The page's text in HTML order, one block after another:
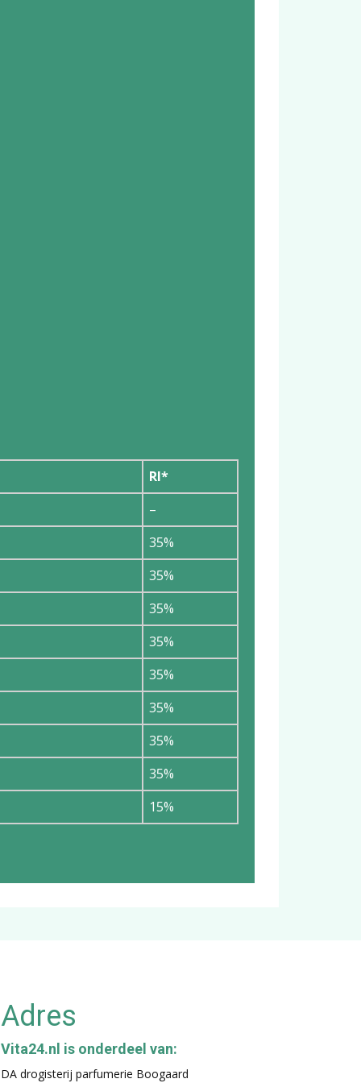
RI*
–
35%
35%
35%
35%
35%
35%
35%
35%
15%
Adres
Vita24.nl is onderdeel van:
DA drogisterij parfumerie Boogaard